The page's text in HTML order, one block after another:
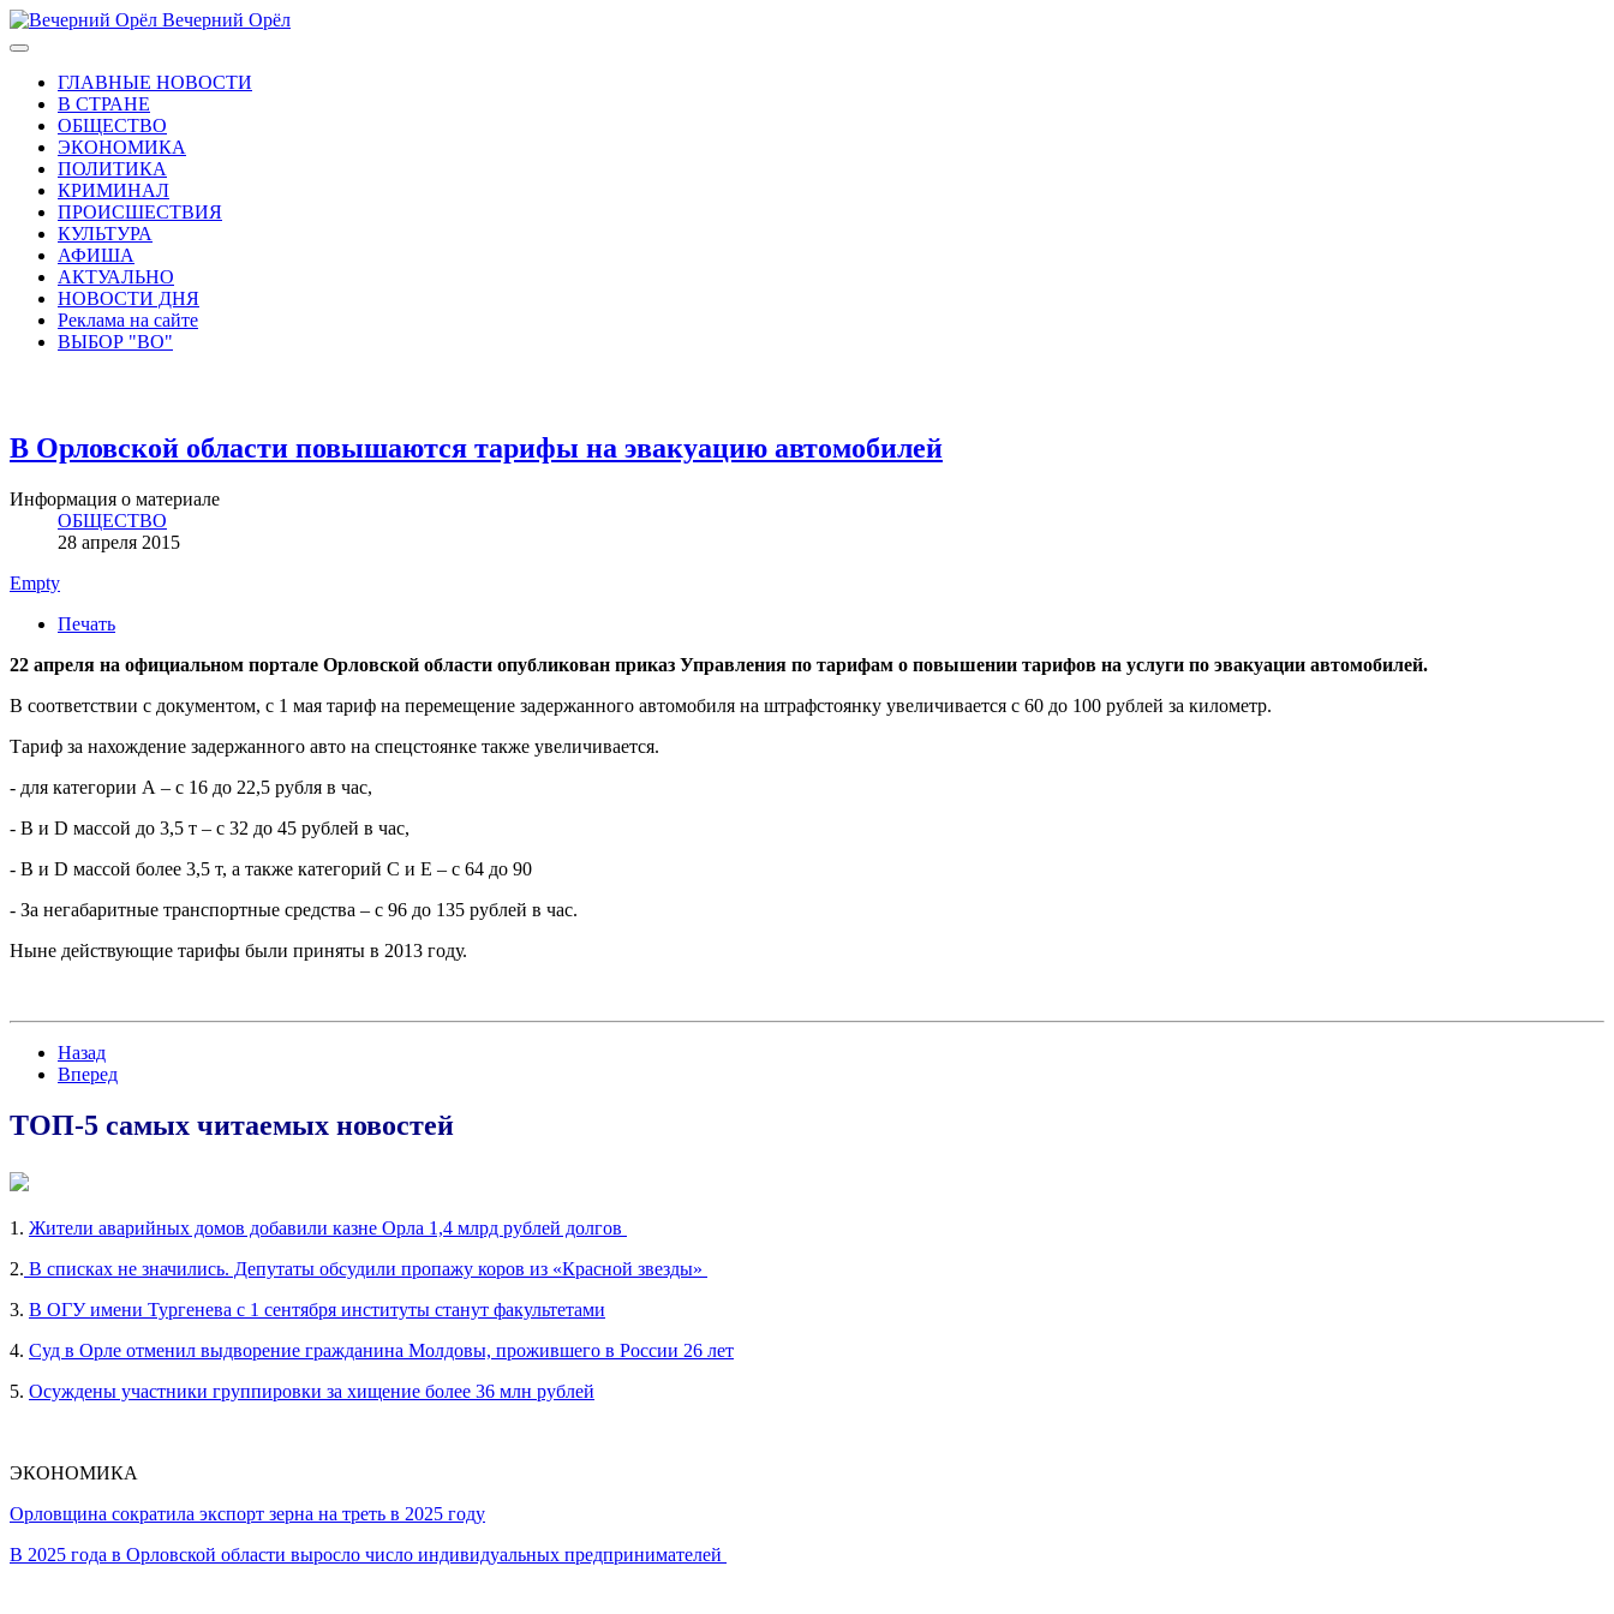
Вечерний Орёл
ГЛАВНЫЕ НОВОСТИ
В СТРАНЕ
ОБЩЕСТВО
ЭКОНОМИКА
ПОЛИТИКА
КРИМИНАЛ
ПРОИСШЕСТВИЯ
КУЛЬТУРА
АФИША
АКТУАЛЬНО
НОВОСТИ ДНЯ
Реклама на сайте
ВЫБОР "ВО"
В Орловской области повышаются тарифы на эвакуацию автомобилей
Информация о материале
ОБЩЕСТВО
28 апреля 2015
Empty
Печать
22 апреля на официальном портале Орловской области опубликован приказ Управления по тарифам о повышении тарифов на услуги по эвакуации автомобилей.
В соответствии с документом, с 1 мая тариф на перемещение задержанного автомобиля на штрафстоянку увеличивается с 60 до 100 рублей за километр.
Тариф за нахождение задержанного авто на спецстоянке также увеличивается.
- для категории А – с 16 до 22,5 рубля в час,
- В и D массой до 3,5 т – с 32 до 45 рублей в час,
- В и D массой более 3,5 т, а также категорий С и Е – с 64 до 90
- За негабаритные транспортные средства – с 96 до 135 рублей в час.
Ныне действующие тарифы были приняты в 2013 году.
Назад
Вперед
ТОП-5 самых читаемых новостей
1. Жители аварийных домов добавили казне Орла 1,4 млрд рублей долгов
2. В списках не значились. Депутаты обсудили пропажу коров из «Красной звезды»
3. В ОГУ имени Тургенева с 1 сентября институты станут факультетами
4. Суд в Орле отменил выдворение гражданина Молдовы, прожившего в России 26 лет
5. Осуждены участники группировки за хищение более 36 млн рублей
ЭКОНОМИКА
Орловщина сократила экспорт зерна на треть в 2025 году
В 2025 года в Орловской области выросло число индивидуальных предпринимателей